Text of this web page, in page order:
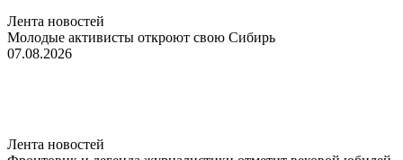
Лента новостей
Молодые активисты откроют свою Сибирь
07.08.2026
Лента новостей